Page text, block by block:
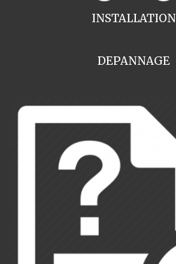
INSTALLATION
DEPANNAGE